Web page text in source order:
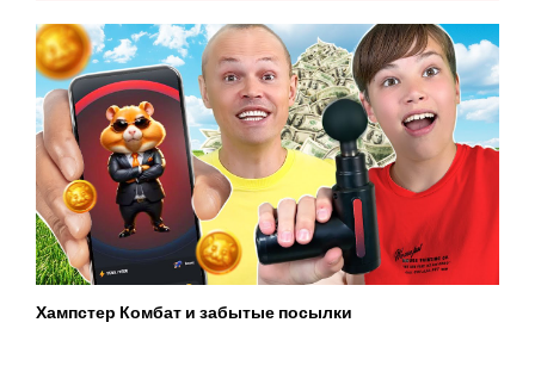
Хампстер Комбат и забытые посылки